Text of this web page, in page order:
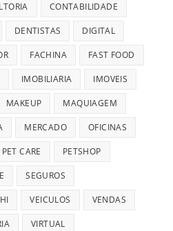
CONTABILIDADE
DENTISTAS DIGITAL
FACHINA FAST FOOD
IMOBILIARIA IMOVEIS
MAKEUP MAQUIAGEM
MERCADO OFICINAS
PET CARE PETSHOP
SEGUROS
VEICULOS VENDAS
VIRTUAL